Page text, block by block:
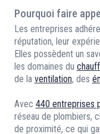
Pourquoi faire
Les entreprises
réputation, leur
Elles possèdent un
les domaines du
de la ventilation, des
Avec 440 entreprises
réseau de plombiers,
de proximité, ce qui